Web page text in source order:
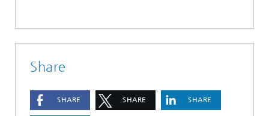
Share
SHARE SHARE SHARE